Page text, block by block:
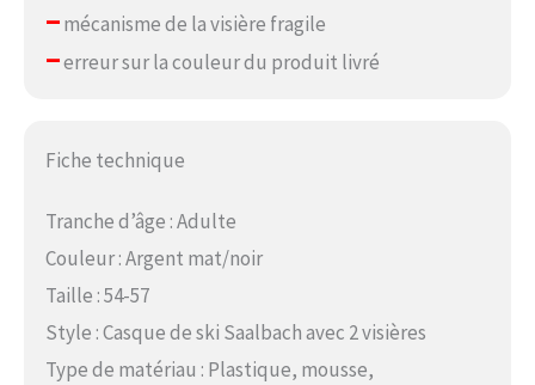
–mécanisme de la visière fragile
–erreur sur la couleur du produit livré
Fiche technique
Tranche d’âge : Adulte
Couleur : Argent mat/noir
Taille : 54-57
Style : Casque de ski Saalbach avec 2 visières
Type de matériau : Plastique, mousse,